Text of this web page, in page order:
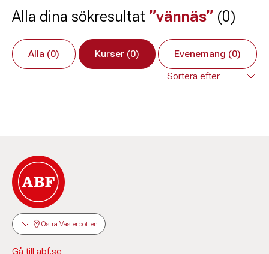
Alla dina sökresultat ”vännäs” (0)
Alla (0) Kurser (0) Evenemang (0)
Östra Västerbotten
Gå till abf.se